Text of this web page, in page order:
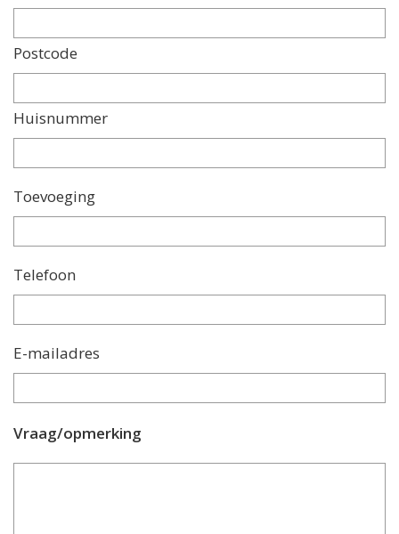
Postcode
Huisnummer
Toevoeging
Telefoon
E-mailadres
Vraag/opmerking